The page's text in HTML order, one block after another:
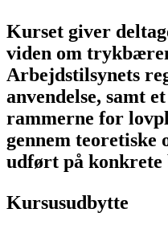
Kurset giver
viden om
Arbejdstilsynets
anvendelse, samt
rammerne for
gennem teoretiske
udført på konkrete
Kursusudbytte